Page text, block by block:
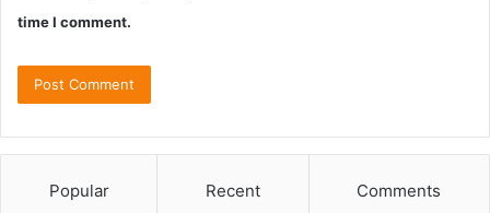
time I comment.
Popular Recent Comments